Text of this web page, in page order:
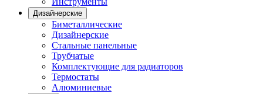
Дизайнерские
Биметаллические
Дизайнерские
Стальные панельные
Трубчатые
Комплектующие для радиаторов
Термостаты
Алюминиевые